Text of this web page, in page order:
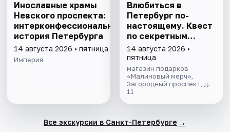
Инославные храмы
Невского проспекта:
интерконфессиональная
история Петербурга
14 августа 2026 • пятница
Империя
Влюбиться в
Петербург по-
настоящему. Квест
по секретным
местам
14 августа 2026 •
пятница
магазин подарков
«Малиновый мерч»,
Загородный проспект, д.
11
Все экскурсии в Санкт-Петербурге →